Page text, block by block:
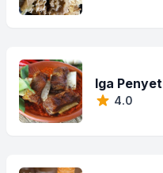
Iga Penyet
4.0